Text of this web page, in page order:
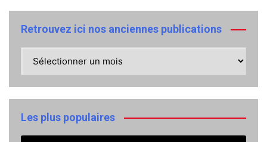
Retrouvez ici nos anciennes publications
anciennes
publications
Les plus populaires